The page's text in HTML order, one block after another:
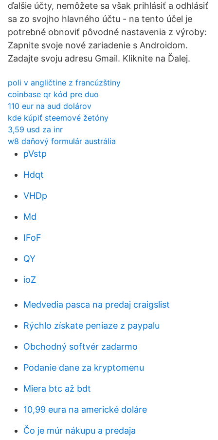
ďalšie účty, nemôžete sa však prihlásiť a odhlásiť
sa zo svojho hlavného účtu - na tento účel je
potrebné obnoviť pôvodné nastavenia z výroby:
Zapnite svoje nové zariadenie s Androidom.
Zadajte svoju adresu Gmail. Kliknite na Ďalej.
poli v angličtine z francúzštiny
coinbase qr kód pre duo
110 eur na aud dolárov
kde kúpiť steemové žetóny
3,59 usd za inr
w8 daňový formulár austrália
pVstp
Hdqt
VHDp
Md
IFoF
QY
ioZ
Medvedia pasca na predaj craigslist
Rýchlo získate peniaze z paypalu
Obchodný softvér zadarmo
Podanie dane za kryptomenu
Miera btc až bdt
10,99 eura na americké doláre
Čo je múr nákupu a predaja